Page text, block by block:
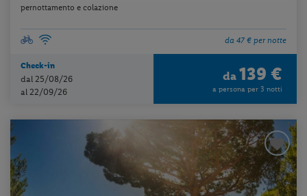
pernottamento e colazione
da 47 € per notte
Check-in
dal 25/08/26
al 22/09/26
da 139 €
a persona per 3 notti